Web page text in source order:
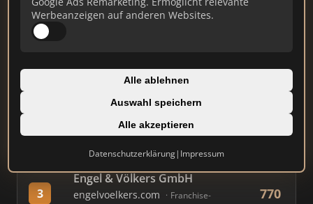
Werbeanzeigen auf anderen Websites.
Alle ablehnen
Auswahl speichern
Alle akzeptieren
Datenschutzerklärung| Impressum
# MAKLER / FIRMA
1 immobilienscout24.de
Immobilienplattform
890
AVIV Germany GmbH
immowelt.de Immobilienplattform
3
Engel & Völkers GmbH
engelvoelkers.com
Franchise-
770